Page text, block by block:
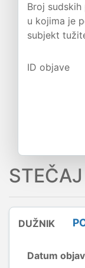
Broj
u kojima je
subjekt
ID objave
STEČAJ
DUŽNIK
Datum